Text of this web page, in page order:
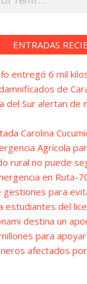
ENTRADAS
entregó 6 mil
de
del Sur alertan de
Carolina
Agrícola
rural no puede
en Ruta-
para
estudiantes del
destina un
para
afectados